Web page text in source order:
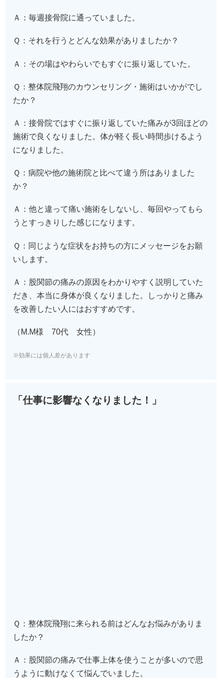
Ａ：毎週接骨院に通っていました。
Ｑ：それを行うとどんな効果がありましたか？
Ａ：その場はやわらいでもすぐに振り返していた。
Ｑ：整体院飛翔のカウンセリング・施術はいかがでし
たか？
Ａ：接骨院ではすぐに振り返していた痛みが3回ほどの
施術で良くなりました。体が軽く長い時間歩けるよう
になりました。
Ｑ：病院や他の施術院と比べて違う所はありました
か？
Ａ：他と違って痛い施術をしないし、毎回やってもら
うとすっきりした感じになります。
Ｑ：同じような症状をお持ちの方にメッセージをお願
いします。
Ａ：股関節の痛みの原因をわかりやすく説明していた
だき、本当に身体が良くなりました。しっかりと痛み
を改善したい人にはおすすめです。
（M.M様 70代 女性）
※効果には個人差があります
「仕事に影響なくなりました！」
Ｑ：整体院飛翔に来られる前はどんなお悩みがありま
したか？
Ａ：股関節の痛みで仕事上体を使うことが多いので思
うように動けなくて悩んでいました。